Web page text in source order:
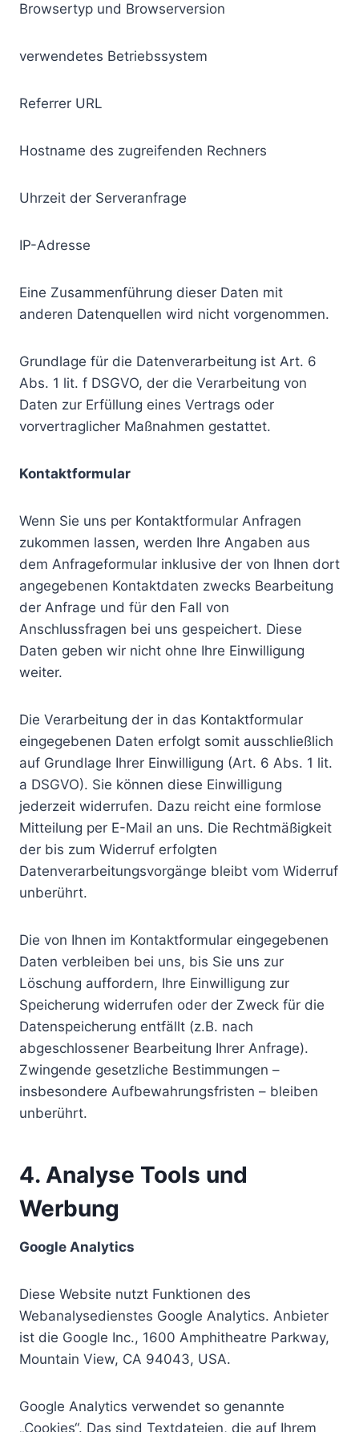
Browsertyp und Browserversion
verwendetes Betriebssystem
Referrer URL
Hostname des zugreifenden Rechners
Uhrzeit der Serveranfrage
IP-Adresse
Eine Zusammenführung dieser Daten mit
anderen Datenquellen wird nicht vorgenommen.
Grundlage für die Datenverarbeitung ist Art. 6
Abs. 1 lit. f DSGVO, der die Verarbeitung von
Daten zur Erfüllung eines Vertrags oder
vorvertraglicher Maßnahmen gestattet.
Kontaktformular
Wenn Sie uns per Kontaktformular Anfragen
zukommen lassen, werden Ihre Angaben aus
dem Anfrageformular inklusive der von Ihnen dort
angegebenen Kontaktdaten zwecks Bearbeitung
der Anfrage und für den Fall von
Anschlussfragen bei uns gespeichert. Diese
Daten geben wir nicht ohne Ihre Einwilligung
weiter.
Die Verarbeitung der in das Kontaktformular
eingegebenen Daten erfolgt somit ausschließlich
auf Grundlage Ihrer Einwilligung (Art. 6 Abs. 1 lit.
a DSGVO). Sie können diese Einwilligung
jederzeit widerrufen. Dazu reicht eine formlose
Mitteilung per E-Mail an uns. Die Rechtmäßigkeit
der bis zum Widerruf erfolgten
Datenverarbeitungsvorgänge bleibt vom Widerruf
unberührt.
Die von Ihnen im Kontaktformular eingegebenen
Daten verbleiben bei uns, bis Sie uns zur
Löschung auffordern, Ihre Einwilligung zur
Speicherung widerrufen oder der Zweck für die
Datenspeicherung entfällt (z.B. nach
abgeschlossener Bearbeitung Ihrer Anfrage).
Zwingende gesetzliche Bestimmungen –
insbesondere Aufbewahrungsfristen – bleiben
unberührt.
4. Analyse Tools und
Werbung
Google Analytics
Diese Website nutzt Funktionen des
Webanalysedienstes Google Analytics. Anbieter
ist die Google Inc., 1600 Amphitheatre Parkway,
Mountain View, CA 94043, USA.
Google Analytics verwendet so genannte
„Cookies“. Das sind Textdateien, die auf Ihrem